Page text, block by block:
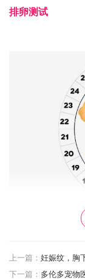
排卵测试
（
当希望宝宝来临
关注自己的排卵
上一篇： 妊娠纹，胸
下一篇： 多伦多宠物